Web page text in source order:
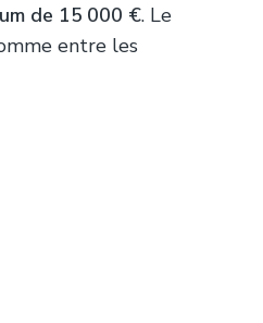
de 15 000 €. Le
entre les